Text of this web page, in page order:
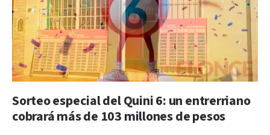
Sorteo especial del Quini 6: un entrerriano
cobrará más de 103 millones de pesos